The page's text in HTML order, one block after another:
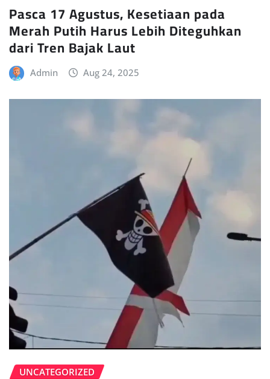
Pasca 17 Agustus, Kesetiaan pada
Merah Putih Harus Lebih Diteguhkan
dari Tren Bajak Laut
Admin Aug 24, 2025
UNCATEGORIZED